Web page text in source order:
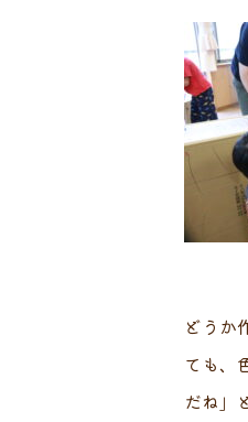
どうか
ても、
だね」